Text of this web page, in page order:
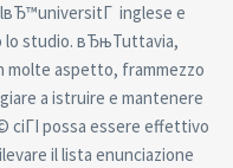
inglese e
lo studio. вЂњTuttavia,
molte aspetto, frammezzo
a istruire e mantenere
ciГІ possa essere effettivo
il lista enunciazione